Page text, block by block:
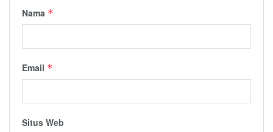
Nama *
Email *
Situs Web